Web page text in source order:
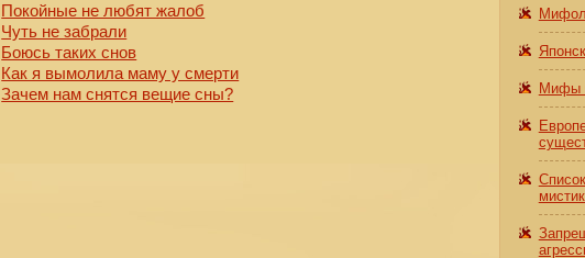
Покойные не любят жалоб
Чуть не забрали
Боюсь таких снов
Как я вымолила маму у смерти
Зачем нам снятся вещие сны?
Мифы